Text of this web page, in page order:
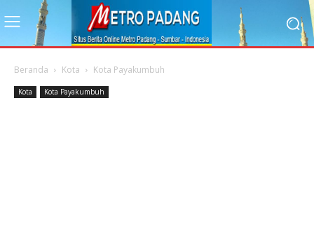
Beranda Kota Kota Payakumbuh
Kota Kota Payakumbuh